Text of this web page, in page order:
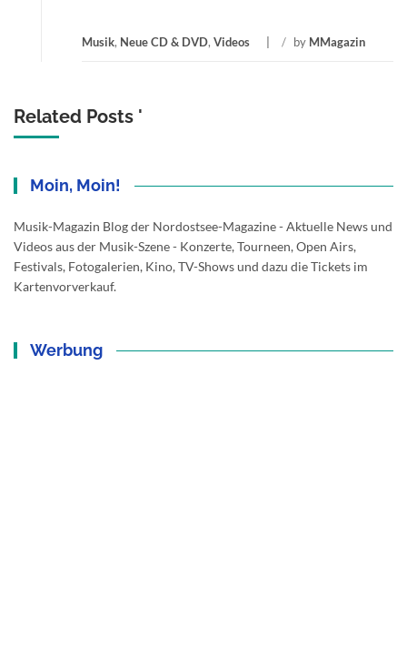
Musik, Neue CD & DVD, Videos / by MMagazin
Related Posts '
Moin, Moin!
Musik-Magazin Blog der Nordostsee-Magazine - Aktuelle News und
Videos aus der Musik-Szene - Konzerte, Tourneen, Open Airs,
Festivals, Fotogalerien, Kino, TV-Shows und dazu die Tickets im
Kartenvorverkauf.
Werbung